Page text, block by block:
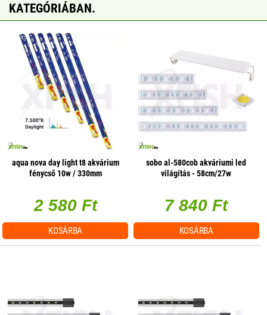
KATEGÓRIÁBAN.
aqua nova day light t8 akvárium
fénycső 10w / 330mm
2 580 Ft
KOSÁRBA
sobo al-580cob akváriumi led
világítás - 58cm/27w
7 840 Ft
KOSÁRBA